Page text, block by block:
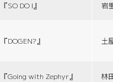
『SO DO I』 岩
『DOGEN?』 土
『Going with Zephyr』 林